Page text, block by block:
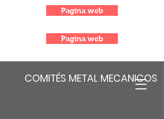
COMITÉS METAL MECANICOS
Pagina web
Pagina web